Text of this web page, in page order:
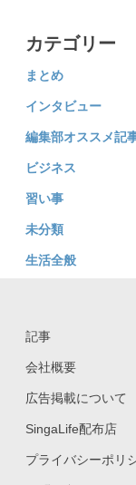
カテゴリー
まとめ
インタビュー
編集部オススメ記
ビジネス
習い事
未分類
生活全般
記事
会社概要
広告掲載について
SingaLife配布店
プライバシーポリ